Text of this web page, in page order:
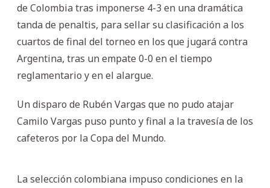
de Colombia tras imponerse 4-3 en una dramática
tanda de penaltis, para sellar su clasificación a los
cuartos de final del torneo en los que jugará contra
Argentina, tras un empate 0-0 en el tiempo
reglamentario y en el alargue.
Un disparo de Rubén Vargas que no pudo atajar
Camilo Vargas puso punto y final a la travesía de los
cafeteros por la Copa del Mundo.
La selección colombiana impuso condiciones en la